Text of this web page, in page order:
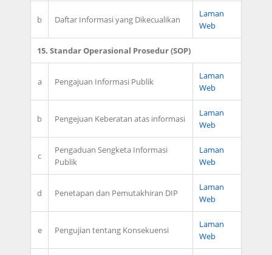
b Daftar Informasi yang Dikecualikan
Laman
Web
15. Standar Operasional Prosedur (SOP)
a Pengajuan Informasi Publik
Laman
Web
b Pengejuan Keberatan atas informasi
Laman
Web
c
Pengaduan Sengketa Informasi
Publik
Laman
Web
d Penetapan dan Pemutakhiran DIP
Laman
Web
e Pengujian tentang Konsekuensi
Laman
Web